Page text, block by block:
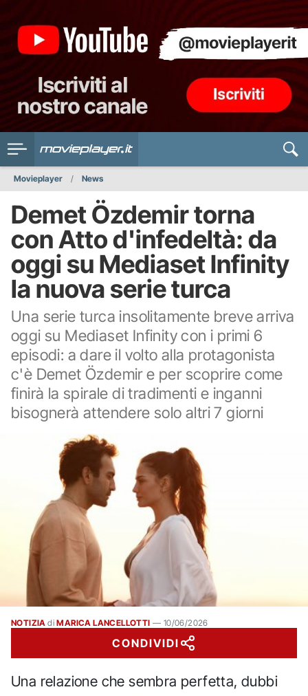
Movieplayer News
Demet Özdemir torna
con Atto d'infedeltà: da
oggi su Mediaset Infinity
la nuova serie turca
Una serie turca insolitamente breve arriva
oggi su Mediaset Infinity con i primi 6
episodi: a dare il volto alla protagonista
c'è Demet Özdemir e per scoprire come
finirà la spirale di tradimenti e inganni
bisognerà attendere solo altri 7 giorni
NOTIZIA di MARICA LANCELLOTTI — 10/06/2026
CONDIVIDI
Una relazione che sembra perfetta, dubbi